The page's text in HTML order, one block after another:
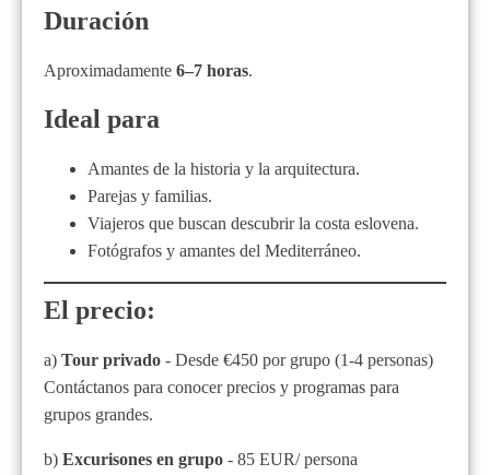
Duración
Aproximadamente 6–7 horas.
Ideal para
Amantes de la historia y la arquitectura.
Parejas y familias.
Viajeros que buscan descubrir la costa eslovena.
Fotógrafos y amantes del Mediterráneo.
El precio:
a) Tour privado - Desde €450 por grupo (1-4 personas)
Contáctanos para conocer precios y programas para
grupos grandes.
b) Excurisones en grupo - 85 EUR/ persona